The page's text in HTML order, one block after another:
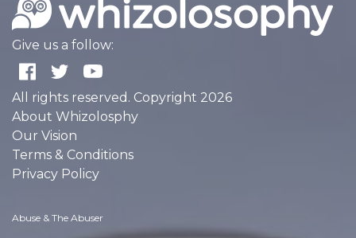
Give us a follow:
All rights reserved. Copyright 2026
About Whizolosphy
Our Vision
Terms & Conditions
Privacy Policy
Abuse & The Abuser